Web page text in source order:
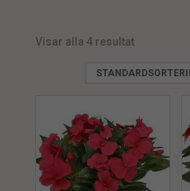
min.
Visar alla 4 resultat